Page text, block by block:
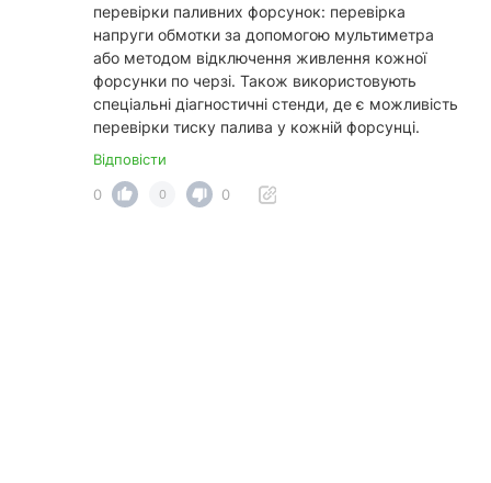
перевірки паливних форсунок: перевірка
напруги обмотки за допомогою мультиметра
або методом відключення живлення кожної
форсунки по черзі. Також використовують
спеціальні діагностичні стенди, де є можливість
перевірки тиску палива у кожній форсунці.
Відповісти
0
0 0